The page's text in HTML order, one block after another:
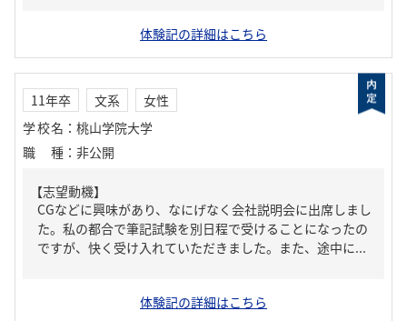
体験記の詳細はこちら
11年卒 文系
女性
学校名 ： 桃山学院大学
職種 ： 非公開
【志望動機】
CGなどに興味があり、なにげなく会社説明会に出席しまし
た。私の都合で筆記試験を別日程で受けることになったの
ですが、快く受け入れていただきました。また、途中に...
体験記の詳細はこちら